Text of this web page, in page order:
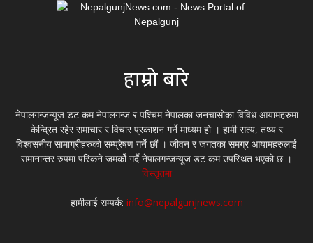
हाम्रो बारे
नेपालगन्जन्यूज डट कम नेपालगन्ज र पश्चिम नेपालका जनचासोका विविध आयामहरुमा
केन्द्रित रहेर समाचार र विचार प्रकाशन गर्ने माध्यम हो । हामी सत्य, तथ्य र
विश्वसनीय सामाग्रीहरुको सम्प्रेषण गर्ने छौं । जीवन र जगतका समग्र आयामहरुलाई
समानान्तर रुपमा पस्किने जमर्को गर्दै नेपालगन्जन्यूज डट कम उपस्थित भएको छ ।
विस्तृतमा
हामीलाई सम्पर्क: info@nepalgunjnews.com